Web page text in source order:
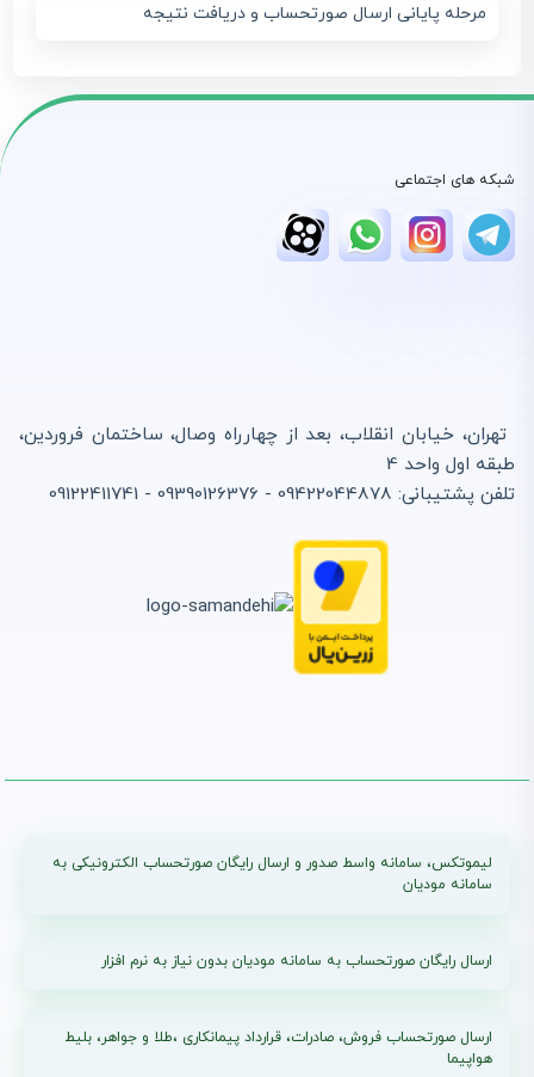
مرحله پایانی ارسال صورتحساب و دریافت نتیجه
شبکه های اجتماعی
تهران، خیابان انقلاب، بعد از چهارراه وصال، ساختمان فروردین،
طبقه اول واحد 4
تلفن پشتیبانی: 09422044878 - 09390126376 - 09122411741
لیموتکس، سامانه واسط صدور و ارسال رایگان صورتحساب الکترونیکی به
سامانه مودیان
ارسال رایگان صورتحساب به سامانه مودیان بدون نیاز به نرم افزار
ارسال صورتحساب فروش، صادرات، قرارداد پیمانکاری ،طلا و جواهر، بلیط
هواپیما